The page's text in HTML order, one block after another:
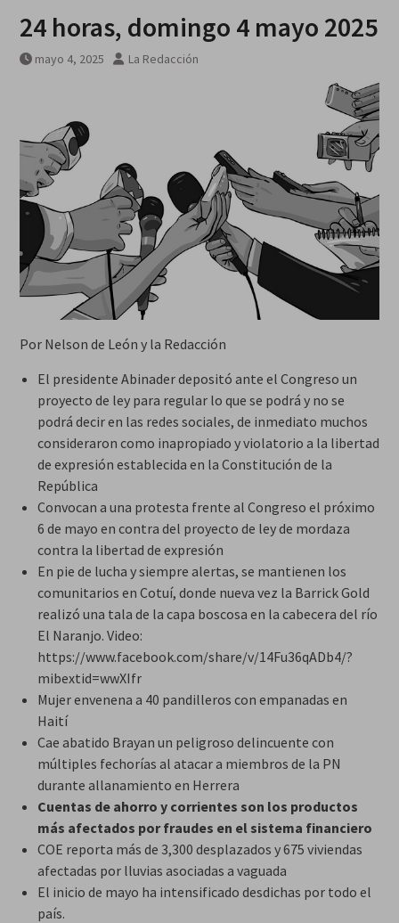
24 horas, domingo 4 mayo 2025
mayo 4, 2025 La Redacción
Por Nelson de León y la Redacción
El presidente Abinader depositó ante el Congreso un
proyecto de ley para regular lo que se podrá y no se
podrá decir en las redes sociales, de inmediato muchos
consideraron como inapropiado y violatorio a la libertad
de expresión establecida en la Constitución de la
República
Convocan a una protesta frente al Congreso el próximo
6 de mayo en contra del proyecto de ley de mordaza
contra la libertad de expresión
En pie de lucha y siempre alertas, se mantienen los
comunitarios en Cotuí, donde nueva vez la Barrick Gold
realizó una tala de la capa boscosa en la cabecera del río
El Naranjo. Video:
https://www.facebook.com/share/v/14Fu36qADb4/?
mibextid=wwXIfr
Mujer envenena a 40 pandilleros con empanadas en
Haití
Cae abatido Brayan un peligroso delincuente con
múltiples fechorías al atacar a miembros de la PN
durante allanamiento en Herrera
Cuentas de ahorro y corrientes son los productos
más afectados por fraudes en el sistema financiero
COE reporta más de 3,300 desplazados y 675 viviendas
afectadas por lluvias asociadas a vaguada
El inicio de mayo ha intensificado desdichas por todo el
país.